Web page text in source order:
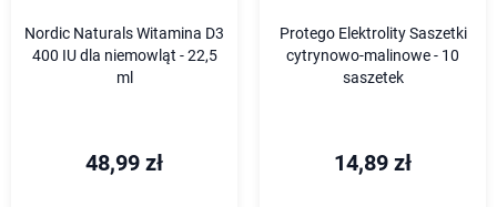
Nordic Naturals Witamina D3
400 IU dla niemowląt - 22,5
ml
48,99 zł
Protego Elektrolity Saszetki
cytrynowo-malinowe - 10
saszetek
14,89 zł